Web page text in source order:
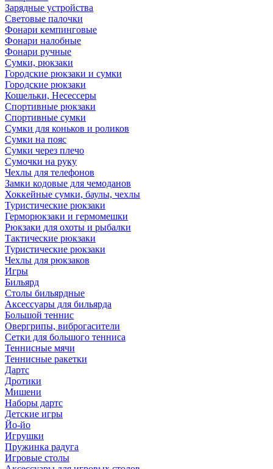
Зарядные устройства
Световые палочки
Фонари кемпинговые
Фонари налобные
Фонари ручные
Сумки, рюкзаки
Городские рюкзаки и сумки
Городские рюкзаки
Кошельки, Несессеры
Спортивные рюкзаки
Спортивные сумки
Сумки для коньков и роликов
Сумки на пояс
Сумки через плечо
Сумочки на руку
Чехлы для телефонов
Замки кодовые для чемоданов
Хоккейные сумки, баулы, чехлы
Туристические рюкзаки
Герморюкзаки и гермомешки
Рюкзаки для охоты и рыбалки
Тактические рюкзаки
Туристические рюкзаки
Чехлы для рюкзаков
Игры
Бильярд
Столы бильярдные
Аксессуары для бильярда
Большой теннис
Овергрипы, виброгасители
Сетки для большого тенниса
Теннисные мячи
Теннисные ракетки
Дартс
Дротики
Мишени
Наборы дартс
Детские игры
Йо-йо
Игрушки
Пружинка радуга
Игровые столы